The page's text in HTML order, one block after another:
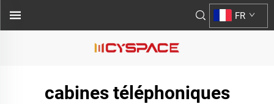
FR
cabines téléphoniques